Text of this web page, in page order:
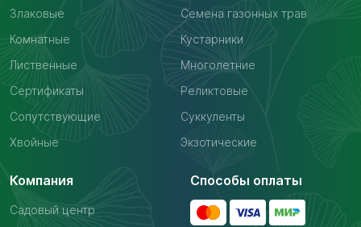
Злаковые
Семена газонных трав
Комнатные
Кустарники
Лиственные
Многолетние
Сертификаты
Реликтовые
Сопутствующие
Суккуленты
Хвойные
Экзотические
Компания
Садовый центр
Способы оплаты